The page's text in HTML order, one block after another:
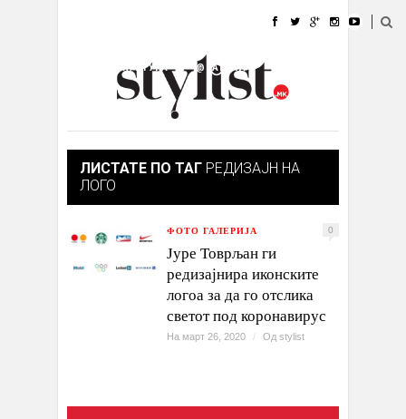
УБАВИНА
КУЛТУРА @РАБОТА
ИЗЛОГ
ЛИСТАТЕ ПО ТАГ РЕДИЗАЈН НА
ЛОГО
ФОТО ГАЛЕРИЈА 0
Јуре Товрљан ги
редизајнира иконските
логоа за да го отслика
светот под коронавирус
На март 26, 2020 / Од stylist